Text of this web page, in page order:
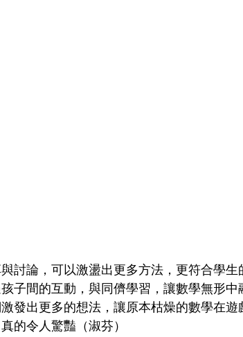
討論，可以激盪出更多方法，更符合學
子間的互動，與同儕學習，讓數學無形中
發出更多的想法，讓原本枯燥的數學在
的令人驚豔（淑芬）